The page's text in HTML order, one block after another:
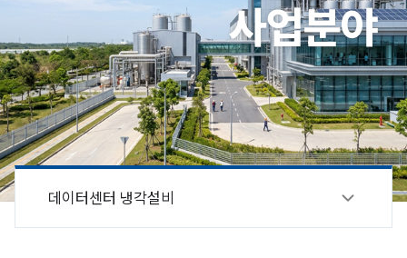
사업분야
데이터센터 냉각설비